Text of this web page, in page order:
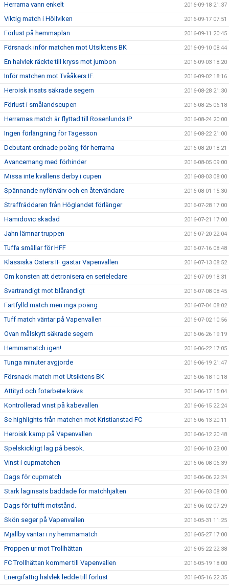
Herrarna vann enkelt 2016-09-18 21:37
Viktig match i Höllviken 2016-09-17 07:51
Förlust på hemmaplan 2016-09-11 20:45
Försnack inför matchen mot Utsiktens BK 2016-09-10 08:44
En halvlek räckte till kryss mot jumbon 2016-09-03 18:20
Inför matchen mot Tvååkers IF. 2016-09-02 18:16
Heroisk insats säkrade segern 2016-08-28 21:30
Förlust i smålandscupen 2016-08-25 06:18
Herrarnas match är flyttad till Rosenlunds IP 2016-08-24 20:00
Ingen förlängning för Tagesson 2016-08-22 21:00
Debutant ordnade poäng för herrarna 2016-08-20 18:21
Avancemang med förhinder 2016-08-05 09:00
Missa inte kvällens derby i cupen 2016-08-03 08:00
Spännande nyförvärv och en återvändare 2016-08-01 15:30
Straffräddaren från Höglandet förlänger 2016-07-28 17:00
Hamidovic skadad 2016-07-21 17:00
Jahn lämnar truppen 2016-07-20 22:04
Tuffa smällar för HFF 2016-07-16 08:48
Klassiska Östers IF gästar Vapenvallen 2016-07-13 08:52
Om konsten att detronisera en serieledare 2016-07-09 18:31
Svartrandigt mot blårandigt 2016-07-08 08:45
Fartfylld match men inga poäng 2016-07-04 08:02
Tuff match väntar på Vapenvallen 2016-07-02 10:56
Ovan målskytt säkrade segern 2016-06-26 19:19
Hemmamatch igen! 2016-06-22 17:05
Tunga minuter avgjorde 2016-06-19 21:47
Försnack match mot Utsiktens BK 2016-06-18 10:18
Attityd och fotarbete krävs 2016-06-17 15:04
Kontrollerad vinst på kabevallen 2016-06-15 22:24
Se highlights från matchen mot Kristianstad FC 2016-06-13 20:11
Heroisk kamp på Vapenvallen 2016-06-12 20:48
Spelskickligt lag på besök. 2016-06-10 23:00
Vinst i cupmatchen 2016-06-08 06:39
Dags för cupmatch 2016-06-06 22:24
Stark laginsats bäddade för matchhjälten 2016-06-03 08:00
Dags för tufft motstånd. 2016-06-02 07:29
Skön seger på Vapenvallen 2016-05-31 11:25
Mjällby väntar i ny hemmamatch 2016-05-27 17:00
Proppen ur mot Trollhättan 2016-05-22 22:38
FC Trollhättan kommer till Vapenvallen 2016-05-19 18:00
Energifattig halvlek ledde till förlust 2016-05-16 22:35